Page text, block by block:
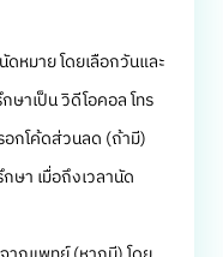
หมาย โดยเลือกวันและ
ษาเป็น วิดีโอคอล โทร
อกโค้ดส่วนลด (ถ้ามี)
ษา เมื่อถึงเวลานัด